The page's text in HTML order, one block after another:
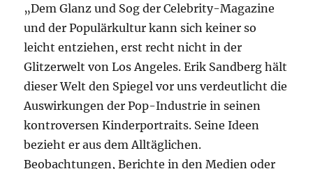
„Dem Glanz und Sog der Celebrity-Magazine
und der Populärkultur kann sich keiner so
leicht entziehen, erst recht nicht in der
Glitzerwelt von Los Angeles. Erik Sandberg hält
dieser Welt den Spiegel vor uns verdeutlicht die
Auswirkungen der Pop-Industrie in seinen
kontroversen Kinderportraits. Seine Ideen
bezieht er aus dem Alltäglichen.
Beobachtungen, Berichte in den Medien oder